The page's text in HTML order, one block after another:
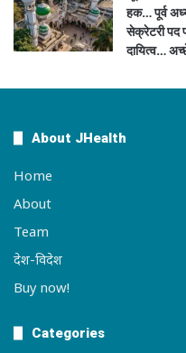
हक… पूर्व
सेक्रेटरी पद
दायित्व…
About JHealth
Home
About
Team
देश-विदेश
Buy now!
Categories